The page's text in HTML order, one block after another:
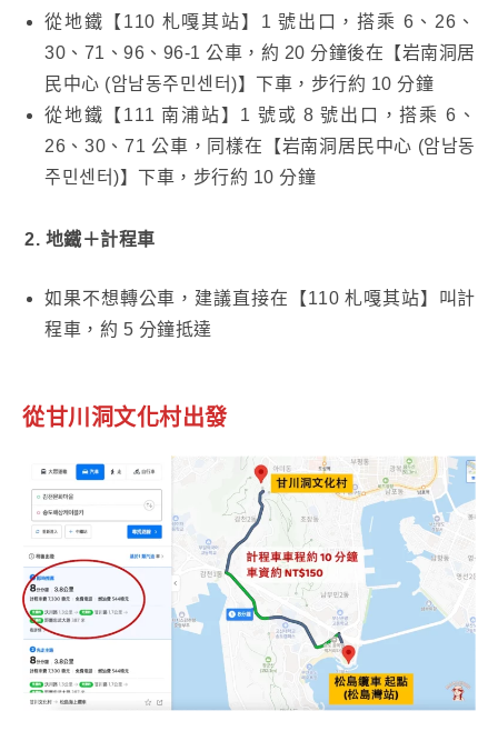
從地鐵【110 札嘎其站】1 號出口，搭乘 6、26、
30、71、96、96-1 公車，約 20 分鐘後在【岩南洞居
民中心 (암남동주민센터)】下車，步行約 10 分鐘
從地鐵【111 南浦站】1 號或 8 號出口，搭乘 6、
26、30、71 公車，同樣在【岩南洞居民中心 (암남동
주민센터)】下車，步行約 10 分鐘
2. 地鐵＋計程車
如果不想轉公車，建議直接在【110 札嘎其站】叫計
程車，約 5 分鐘抵達
從甘川洞文化村出發